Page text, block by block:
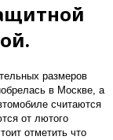
размеров
в Москве, а
считаются
от лютого
отметить что